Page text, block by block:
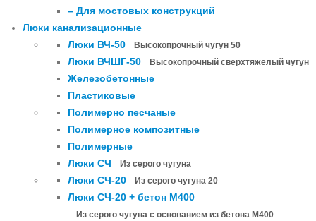
– Для мостовых конструкций
Люки канализационные
Люки ВЧ-50
Высокопрочный чугун 50
Люки ВЧШГ-50 Высокопрочный сверхтяжелый чугун
Железобетонные
Пластиковые
Полимерно песчаные
Полимерное композитные
Полимерные
Люки СЧ
Из серого чугуна
Люки СЧ-20 Из серого чугуна 20
Люки СЧ-20 + бетон М400
Из серого чугуна с основанием из бетона М400